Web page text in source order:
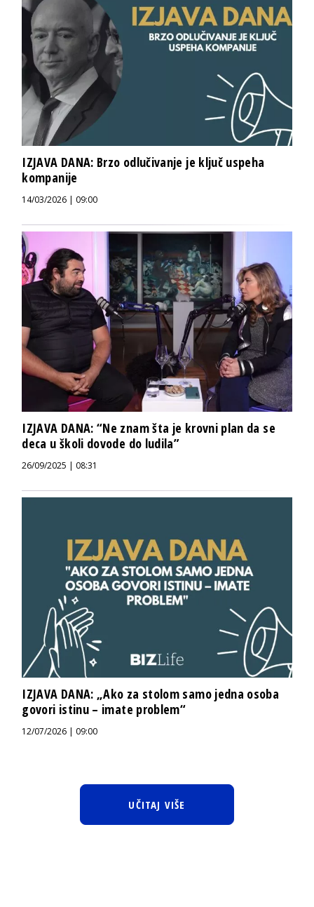
IZJAVA DANA: Brzo odlučivanje je ključ uspeha
kompanije
14/03/2026 | 09:00
IZJAVA DANA: “Ne znam šta je krovni plan da se
deca u školi dovode do ludila”
26/09/2025 | 08:31
IZJAVA DANA: „Ako za stolom samo jedna osoba
govori istinu – imate problem“
12/07/2026 | 09:00
UČITAJ VIŠE